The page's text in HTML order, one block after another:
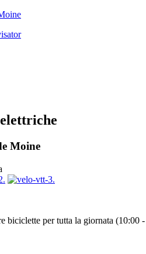
Moine
biciclette per tutta la giornata